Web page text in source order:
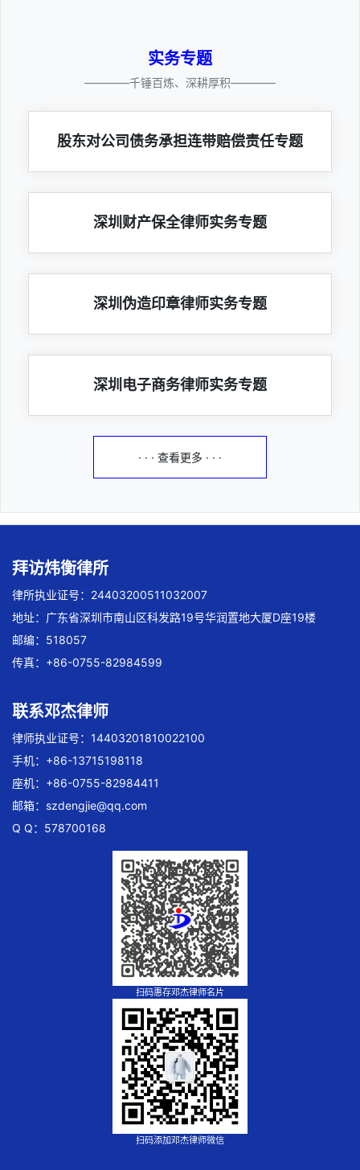
实务专题
————千锤百炼、深耕厚积————
股东对公司债务承担连带赔偿责任专题
深圳财产保全律师实务专题
深圳伪造印章律师实务专题
深圳电子商务律师实务专题
· · · 查看更多 · · ·
拜访炜衡律所
律所执业证号：24403200511032007
地址：广东省深圳市南山区科发路19号华润置地大厦D座19楼
邮编：518057
传真：+86-0755-82984599
联系邓杰律师
律师执业证号：14403201810022100
手机：+86-13715198118
座机：+86-0755-82984411
邮箱： szdengjie@qq.com
Q Q：578700168
扫码惠存邓杰律师名片
扫码添加邓杰律师微信